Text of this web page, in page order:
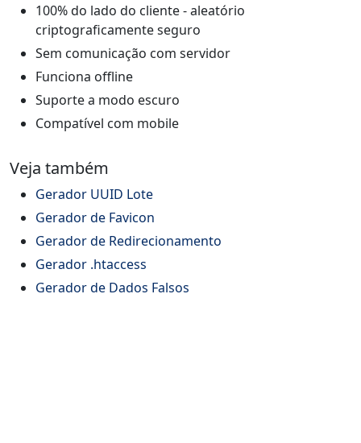
100% do lado do cliente - aleatório
criptograficamente seguro
Sem comunicação com servidor
Funciona offline
Suporte a modo escuro
Compatível com mobile
Veja também
Gerador UUID Lote
Gerador de Favicon
Gerador de Redirecionamento
Gerador .htaccess
Gerador de Dados Falsos